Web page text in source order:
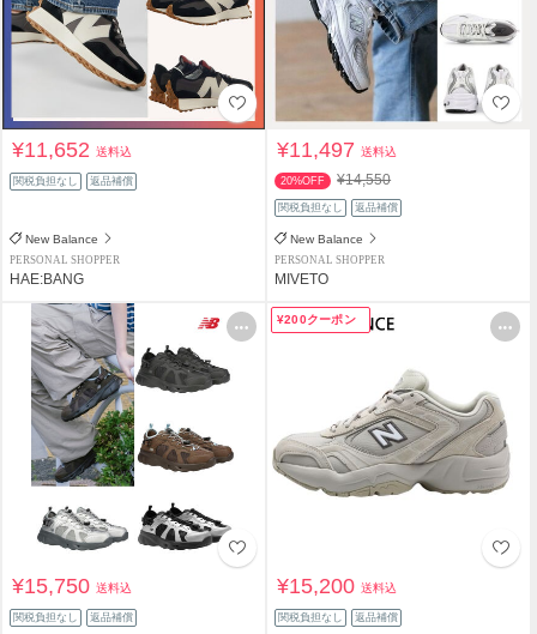
¥11,652送料込
関税負担なし 返品補償
New Balance
PERSONAL SHOPPER
HAE:BANG
¥11,497送料込
20%OFF ¥14,550
関税負担なし 返品補償
New Balance
PERSONAL SHOPPER
MIVETO
¥15,750送料込
関税負担なし 返品補償
¥200クーポン
¥15,200送料込
関税負担なし 返品補償